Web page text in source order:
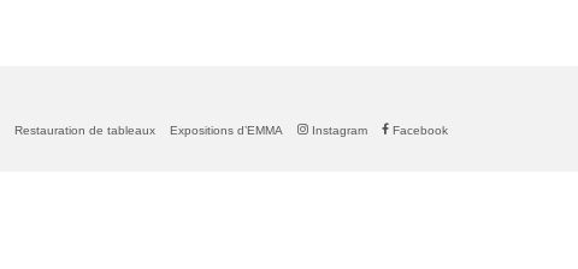
Restauration de tableaux Expositions d’EMMA Instagram Facebook